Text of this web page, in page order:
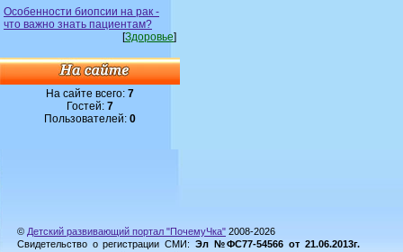
Особенности биопсии на рак -
что важно знать пациентам?
[Здоровье]
На сайте всего: 7
Гостей: 7
Пользователей: 0
© Детский развивающий портал "ПочемуЧка" 2008-2026
Свидетельство о регистрации СМИ: Эл №ФС77-54566 от 21.06.2013г.